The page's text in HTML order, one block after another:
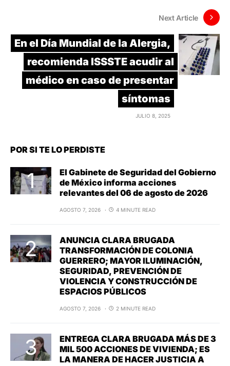
Next Article
En el Día Mundial de la Alergia,
recomienda ISSSTE acudir al
médico en caso de presentar
síntomas
JULIO 8, 2025
POR SI TE LO PERDISTE
El Gabinete de Seguridad del Gobierno
de México informa acciones
relevantes del 06 de agosto de 2026
AGOSTO 7, 2026 4 MINUTE READ
ANUNCIA CLARA BRUGADA
TRANSFORMACIÓN DE COLONIA
GUERRERO; MAYOR ILUMINACIÓN,
SEGURIDAD, PREVENCIÓN DE
VIOLENCIA Y CONSTRUCCIÓN DE
ESPACIOS PÚBLICOS
AGOSTO 7, 2026 2 MINUTE READ
ENTREGA CLARA BRUGADA MÁS DE 3
MIL 500 ACCIONES DE VIVIENDA; ES
LA MANERA DE HACER JUSTICIA A